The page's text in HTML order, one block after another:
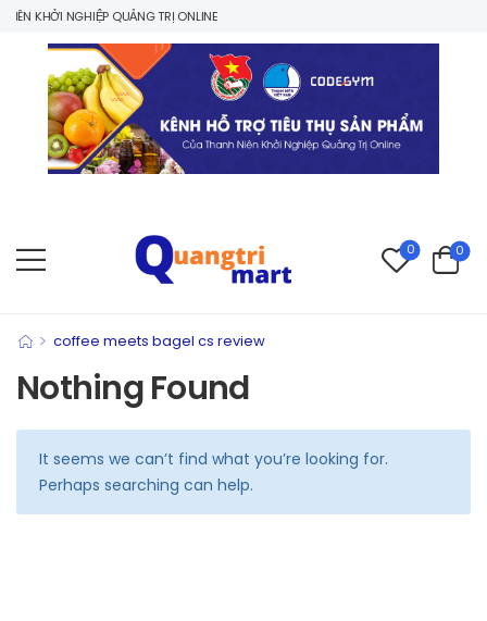
KHỞI NGHIỆP QUẢNG TRỊ ONLINE
0 0
> coffee meets bagel cs review
Nothing Found
It seems we can’t find what you’re looking for.
Perhaps searching can help.